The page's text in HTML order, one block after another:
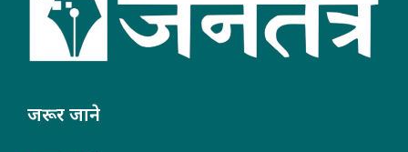
जरूर जाने